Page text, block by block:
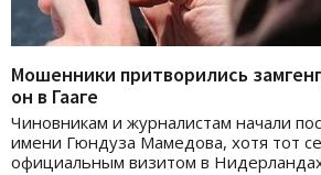
Мошенники притворились
он в Гааге
Чиновникам и журналистам начали
имени Гюндуза Мамедова, хотя тот
официальным визитом в